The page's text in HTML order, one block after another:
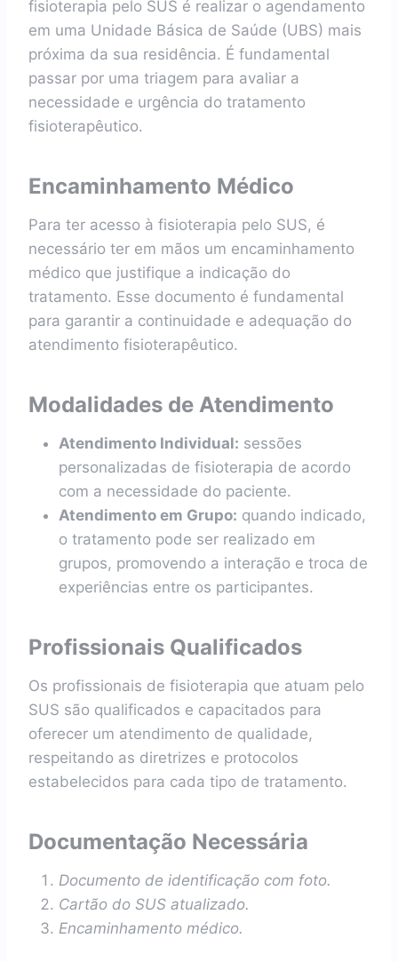
fisioterapia pelo SUS é realizar o agendamento
em uma Unidade Básica de Saúde (UBS) mais
próxima da sua residência. É fundamental
passar por uma triagem para avaliar a
necessidade e urgência do tratamento
fisioterapêutico.
Encaminhamento Médico
Para ter acesso à fisioterapia pelo SUS, é
necessário ter em mãos um encaminhamento
médico que justifique a indicação do
tratamento. Esse documento é fundamental
para garantir a continuidade e adequação do
atendimento fisioterapêutico.
Modalidades de Atendimento
Atendimento Individual: sessões
personalizadas de fisioterapia de acordo
com a necessidade do paciente.
Atendimento em Grupo: quando indicado,
o tratamento pode ser realizado em
grupos, promovendo a interação e troca de
experiências entre os participantes.
Profissionais Qualificados
Os profissionais de fisioterapia que atuam pelo
SUS são qualificados e capacitados para
oferecer um atendimento de qualidade,
respeitando as diretrizes e protocolos
estabelecidos para cada tipo de tratamento.
Documentação Necessária
Documento de identificação com foto.
Cartão do SUS atualizado.
Encaminhamento médico.